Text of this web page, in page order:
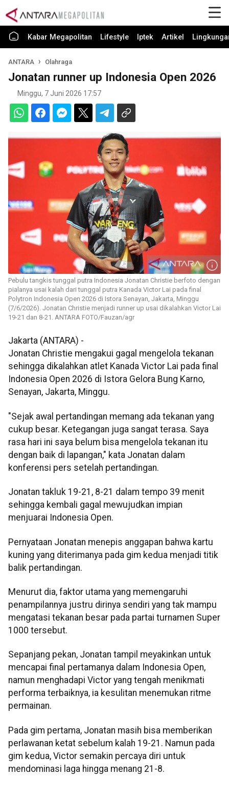
Kabar Megapolitan Lifestyle Iptek Artikel
ANTARA Olahraga
Jonatan runner up Indonesia Open 2026
Minggu, 7 Juni 2026 17:57
Pebulu tangkis tunggal putra Indonesia Jonatan Christie berfoto dengan
pialanya usai kalah dari tunggal putra Kanada Victor Lai pada final
Polytron Indonesia Open 2026 di Istora Senayan, Jakarta, Minggu
(7/6/2026). Jonatan Christie menjadi runner up usai dikalahkan Victor Lai
19-21 dan 8-21. ANTARA FOTO/Fauzan/agr
Jakarta (ANTARA) -
Jonatan Christie mengakui gagal mengelola tekanan
sehingga dikalahkan atlet Kanada Victor Lai pada final
Indonesia Open 2026 di Istora Gelora Bung Karno,
Senayan, Jakarta, Minggu.
"Sejak awal pertandingan memang ada tekanan yang
cukup besar. Ketegangan juga sangat terasa. Saya
rasa hari ini saya belum bisa mengelola tekanan itu
dengan baik di lapangan," kata Jonatan dalam
konferensi pers setelah pertandingan.
Jonatan takluk 19-21, 8-21 dalam tempo 39 menit
sehingga kembali gagal mewujudkan impian
menjuarai Indonesia Open.
Pernyataan Jonatan menepis anggapan bahwa kartu
kuning yang diterimanya pada gim kedua menjadi titik
balik pertandingan.
Menurut dia, faktor utama yang memengaruhi
penampilannya justru dirinya sendiri yang tak mampu
mengatasi tekanan besar pada partai turnamen Super
1000 tersebut.
Sepanjang pekan, Jonatan tampil meyakinkan untuk
mencapai final pertamanya dalam Indonesia Open,
namun menghadapi Victor yang tengah menikmati
performa terbaiknya, ia kesulitan menemukan ritme
permainan.
Pada gim pertama, Jonatan masih bisa memberikan
perlawanan ketat sebelum kalah 19-21. Namun pada
gim kedua, Victor semakin percaya diri untuk
mendominasi laga hingga menang 21-8.